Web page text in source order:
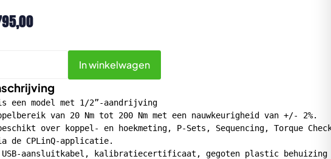
is een model met 1/2”-aandrijving
van 20 Nm tot 200 Nm met een nauwkeurigheid van +/- 2%.
beschikt over koppel- en hoekmeting, P-Sets, Sequencing, Torque
de CPLinQ-applicatie.
USB-aansluitkabel, kalibratiecertificaat, gegoten plastic behuizing
In winkelwagen